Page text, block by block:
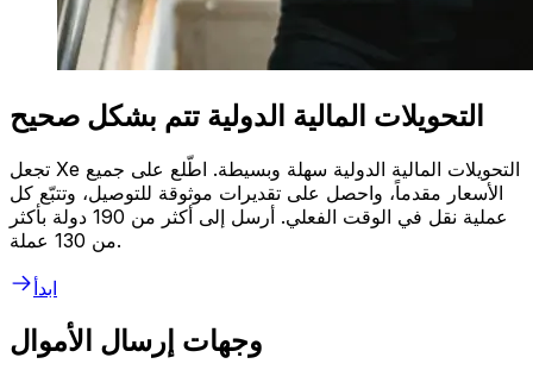
التحويلات المالية الدولية تتم بشكل صحيح
تجعل Xe التحويلات المالية الدولية سهلة وبسيطة. اطّلع على جميع
الأسعار مقدماً، واحصل على تقديرات موثوقة للتوصيل، وتتبّع كل
عملية نقل في الوقت الفعلي. أرسل إلى أكثر من 190 دولة بأكثر
من 130 عملة.
ابدأ
وجهات إرسال الأموال